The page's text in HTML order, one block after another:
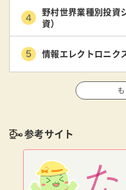
野村世界業種別投資
資）
情報エレクトロニク
参考サイト